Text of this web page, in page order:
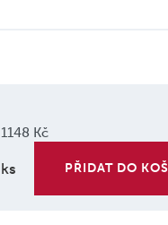
1148 Kč
ks PŘIDAT DO